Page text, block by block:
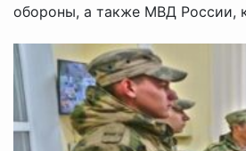
обороны, а также МВД России,